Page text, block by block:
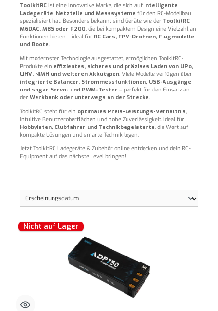
ToolkitRC ist eine innovative Marke, die sich auf intelligente
Ladegeräte, Netzteile und Messsysteme für den RC-Modellbau
spezialisiert hat. Besonders bekannt sind Geräte wie der ToolkitRC
M6DAC, M8S oder P200, die bei kompaktem Design eine Vielzahl an
Funktionen bieten – ideal für RC Cars, FPV-Drohnen, Flugmodelle
und Boote.
Mit modernster Technologie ausgestattet, ermöglichen ToolkitRC-
Produkte ein effizientes, sicheres und präzises Laden von LiPo,
LiHV, NiMH und weiteren Akkutypen. Viele Modelle verfügen über
integrierte Balancer, Strommessfunktionen, USB-Ausgänge
und sogar Servo- und PWM-Tester – perfekt für den Einsatz an
der Werkbank oder unterwegs an der Strecke.
ToolkitRC steht für ein optimales Preis-Leistungs-Verhältnis,
intuitive Benutzeroberflächen und hohe Zuverlässigkeit. Ideal für
Hobbyisten, Clubfahrer und Technikbegeisterte, die Wert auf
kompakte Lösungen und smarte Technik legen.
Jetzt ToolkitRC Ladegeräte & Zubehör online entdecken und dein RC-
Equipment auf das nächste Level bringen!
Nicht auf Lager